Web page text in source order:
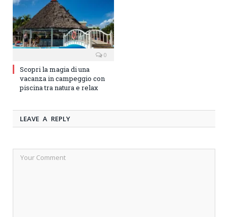
0
Scopri la magia di una
vacanza in campeggio con
piscina tra natura e relax
LEAVE A REPLY